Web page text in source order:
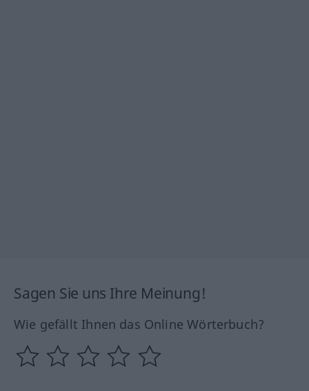
Sagen Sie uns Ihre Meinung!
Wie gefällt Ihnen das Online Wörterbuch?